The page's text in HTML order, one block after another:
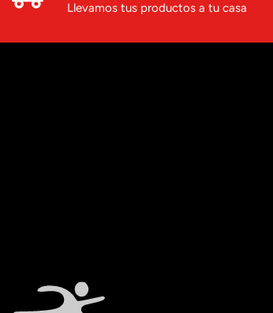
Llevamos tus productos a tu casa